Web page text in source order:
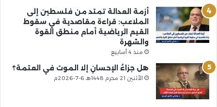
أزمة العدالة تمتد من فلسطين إلى
الملاعب: قراءة مقاصدية في سقوط
القيم الرياضية أمام منطق القوة
والشهرة
منذ 4 أسابيع
هل جزاءُ الإحسانِ إلا الموت في العتمة؟
الأثنين 21 محرم 1448هـ 6-7-2026م